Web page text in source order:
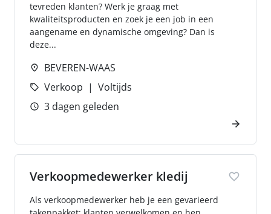
tevreden klanten? Werk je graag met
kwaliteitsproducten en zoek je een job in een
aangename en dynamische omgeving? Dan is
deze...
BEVEREN-WAAS
Verkoop
Voltijds
3 dagen geleden
Verkoopmedewerker kledij
Als verkoopmedewerker heb je een gevarieerd